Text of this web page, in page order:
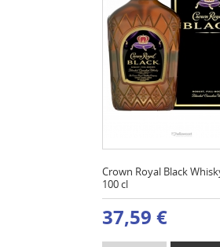
Crown Royal Black
100 cl
37,59 €